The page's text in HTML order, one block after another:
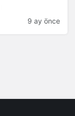
9 ay önce